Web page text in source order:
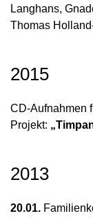
Langhans,
Thomas
2015
CD-Aufnahmen
Projekt:
2013
20.01.